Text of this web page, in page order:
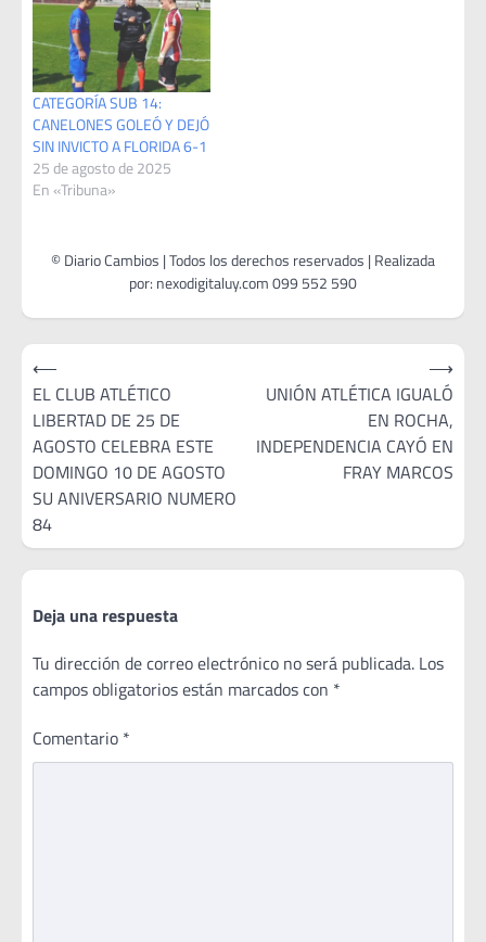
CATEGORÍA SUB 14:
CANELONES GOLEÓ Y DEJÓ
SIN INVICTO A FLORIDA 6-1
25 de agosto de 2025
En «Tribuna»
Navegación
de
entradas
⟵
EL CLUB ATLÉTICO
LIBERTAD DE 25 DE
AGOSTO CELEBRA ESTE
DOMINGO 10 DE AGOSTO
SU ANIVERSARIO NUMERO
84
UNIÓN ATLÉTICA IGUALÓ
EN ROCHA,
INDEPENDENCIA CAYÓ EN
FRAY MARCOS
⟶
Deja una respuesta
Tu dirección de correo electrónico no será publicada. Los
campos obligatorios están marcados con *
Comentario *